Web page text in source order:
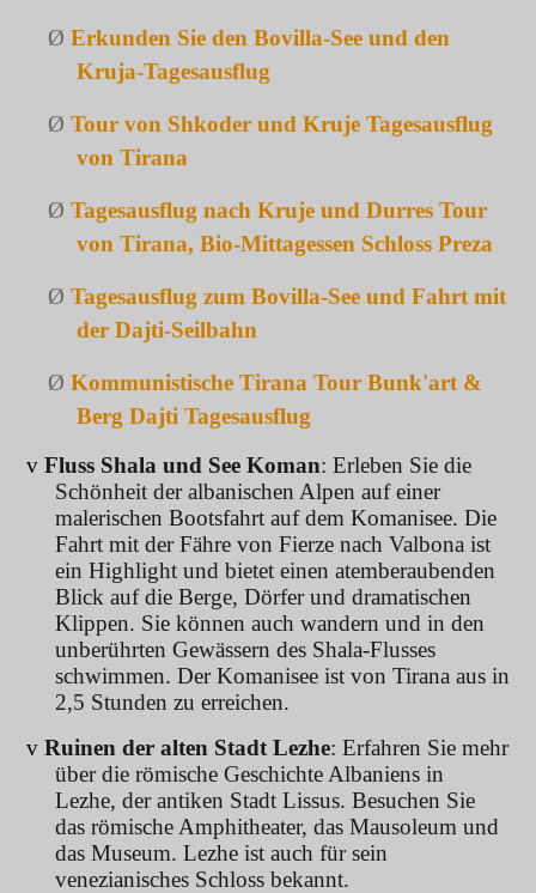
Ø Erkunden Sie den Bovilla-See und den
Kruja-Tagesausflug
Ø Tour von Shkoder und Kruje Tagesausflug
von Tirana
Ø Tagesausflug nach Kruje und Durres Tour
von Tirana, Bio-Mittagessen Schloss Preza
Ø Tagesausflug zum Bovilla-See und Fahrt mit
der Dajti-Seilbahn
Ø Kommunistische Tirana Tour Bunk'art &
Berg Dajti Tagesausflug
v Fluss Shala und See Koman: Erleben Sie die
Schönheit der albanischen Alpen auf einer
malerischen Bootsfahrt auf dem Komanisee. Die
Fahrt mit der Fähre von Fierze nach Valbona ist
ein Highlight und bietet einen atemberaubenden
Blick auf die Berge, Dörfer und dramatischen
Klippen. Sie können auch wandern und in den
unberührten Gewässern des Shala-Flusses
schwimmen. Der Komanisee ist von Tirana aus in
2,5 Stunden zu erreichen.
v Ruinen der alten Stadt Lezhe: Erfahren Sie mehr
über die römische Geschichte Albaniens in
Lezhe, der antiken Stadt Lissus. Besuchen Sie
das römische Amphitheater, das Mausoleum und
das Museum. Lezhe ist auch für sein
venezianisches Schloss bekannt.